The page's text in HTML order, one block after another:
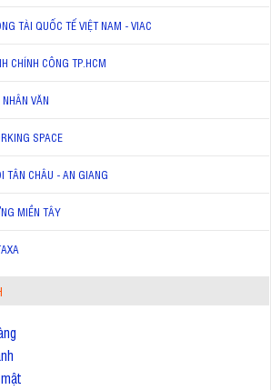
TÀI QUỐC TẾ VIỆT NAM - VIAC
CHÍNH CÔNG TP.HCM
VĂN
SPACE
TÂN CHÂU - AN GIANG
MIỀN TÂY